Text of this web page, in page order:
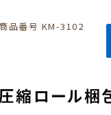
商品番号 KM-3102
縮ロール梱